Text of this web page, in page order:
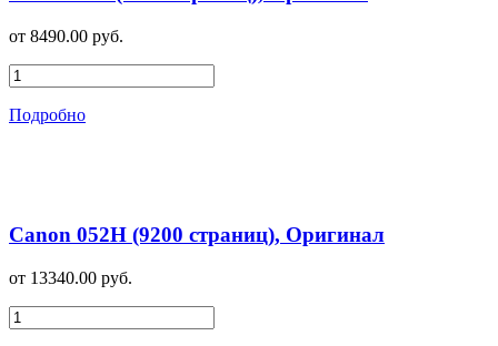
от 8490.00 руб.
Подробно
Canon 052H (9200 страниц), Оригинал
от 13340.00 руб.